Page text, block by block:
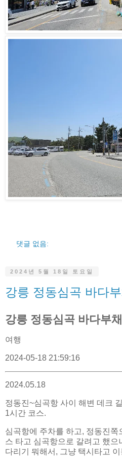
댓글 없음:
2024년 5월 18일 토요일
강릉 정동심곡 바다
강릉 정동심곡 바다부
여행
2024-05-18 21:59:16
2024.05.18
정동진~심곡항 사이 해변 데크
1시간 코스.
심곡항에 주차를 하고, 정동진쪽
스 타고 심곡항으로 갈려고 했으
다리기 뭐해서, 그냥 택시타고 이